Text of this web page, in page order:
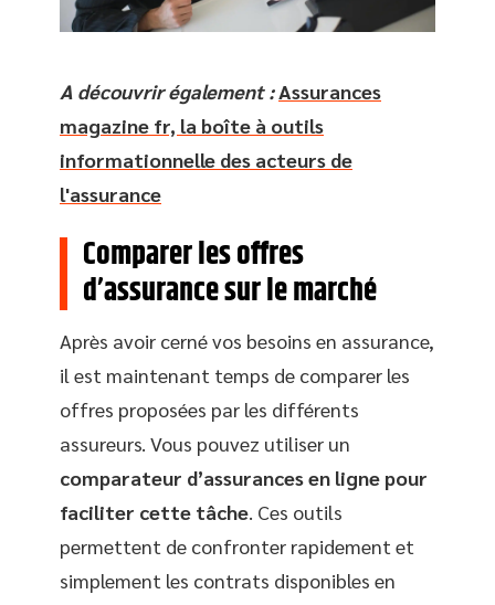
A découvrir également :Assurances
magazine fr, la boîte à outils
informationnelle des acteurs de
l'assurance
Comparer les offres
d’assurance sur le marché
Après avoir cerné vos besoins en assurance,
il est maintenant temps de comparer les
offres proposées par les différents
assureurs. Vous pouvez utiliser un
comparateur d’assurances en ligne pour
faciliter cette tâche. Ces outils
permettent de confronter rapidement et
simplement les contrats disponibles en